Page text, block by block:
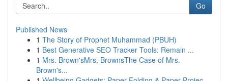
Go
Published News
1 The Story of Prophet Muhammad (PBUH)
1 Best Generative SEO Tracker Tools: Remain ...
1 Mrs. Brown'sMrs. BrownsThe Case of Mrs.
Brown's...